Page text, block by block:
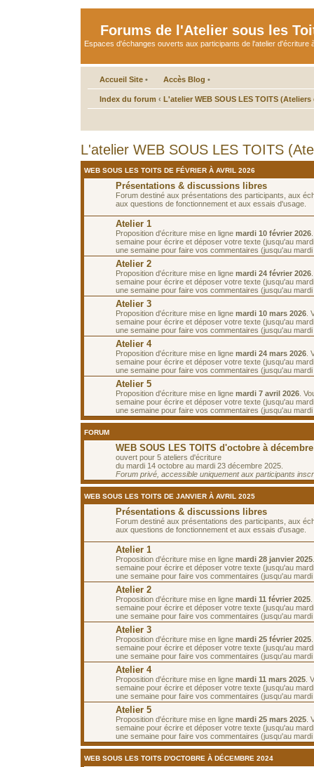
Forums de l'Atelier sous les
Espaces d'échanges ouverts aux participants de l'atelier d'écriture
Accueil Site • Accès Blog •
Index du forum ‹ L'atelier WEB SOUS LES TOITS
L'atelier WEB SOUS LES TOITS
WEB SOUS LES TOITS DE FÉVRIER À AVRIL 2026
Présentations & discussions libres
Forum destiné aux présentations des participants, aux
aux questions de fonctionnement et aux essais d'usage.
Atelier 1
Proposition d'écriture mise en ligne mardi 10 février 2026
semaine pour écrire et déposer votre texte (jusqu'au
une semaine pour faire vos commentaires (jusqu'au
Atelier 2
Proposition d'écriture mise en ligne mardi 24 février 2026
semaine pour écrire et déposer votre texte (jusqu'au
une semaine pour faire vos commentaires (jusqu'au
Atelier 3
Proposition d'écriture mise en ligne mardi 10 mars 2026 .
semaine pour écrire et déposer votre texte (jusqu'au
une semaine pour faire vos commentaires (jusqu'au
Atelier 4
Proposition d'écriture mise en ligne mardi 24 mars 2026 .
semaine pour écrire et déposer votre texte (jusqu'au
une semaine pour faire vos commentaires (jusqu'au
Atelier 5
Proposition d'écriture mise en ligne mardi 7 avril 2026 .
semaine pour écrire et déposer votre texte (jusqu'au
une semaine pour faire vos commentaires (jusqu'au
FORUM
WEB SOUS LES TOITS d'octobre à décembre
ouvert pour 5 ateliers d'écriture
du mardi 14 octobre au mardi 23 décembre 2025.
Forum privé, accessible uniquement aux participants
WEB SOUS LES TOITS DE JANVIER À AVRIL 2025
Présentations & discussions libres
Forum destiné aux présentations des participants, aux
aux questions de fonctionnement et aux essais d'usage.
Atelier 1
Proposition d'écriture mise en ligne mardi 28 janvier 2025
semaine pour écrire et déposer votre texte (jusqu'au
une semaine pour faire vos commentaires (jusqu'au
Atelier 2
Proposition d'écriture mise en ligne mardi 11 février 2025
semaine pour écrire et déposer votre texte (jusqu'au
une semaine pour faire vos commentaires (jusqu'au
Atelier 3
Proposition d'écriture mise en ligne mardi 25 février 2025
semaine pour écrire et déposer votre texte (jusqu'au
une semaine pour faire vos commentaires (jusqu'au
Atelier 4
Proposition d'écriture mise en ligne mardi 11 mars 2025 .
semaine pour écrire et déposer votre texte (jusqu'au
une semaine pour faire vos commentaires (jusqu'au
Atelier 5
Proposition d'écriture mise en ligne mardi 25 mars 2025 .
semaine pour écrire et déposer votre texte (jusqu'au mardi
une semaine pour faire vos commentaires (jusqu'au
WEB SOUS LES TOITS D'OCTOBRE À DÉCEMBRE 2024